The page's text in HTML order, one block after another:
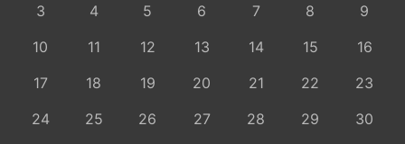
3
4 5 6 7 8
9
10
11 12 13 14 15
16
17
18 19 20 21 22
23
24
25 26 27 28 29
30